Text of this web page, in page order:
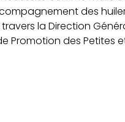
des
la Direction
Promotion des Petites